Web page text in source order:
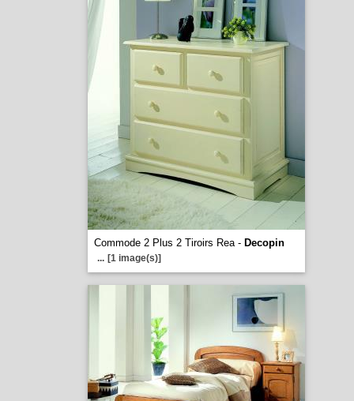
Commode 2 Plus 2 Tiroirs Rea - Decopin
... [1 image(s)]